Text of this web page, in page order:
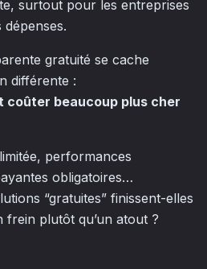
surtout pour les entreprises
gratuité se cache
différente :
coûter beaucoup plus cher
performances
obligatoires…
“gratuites” finissent-elles
plutôt qu’un atout ?